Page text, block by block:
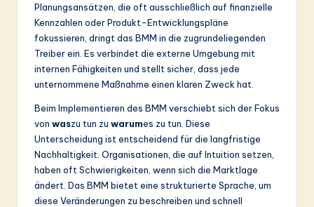
tiPlanungsansätzen, die oft ausschließlich auf finanzielle
Kennzahlen oder Produkt-Entwicklungspläne
fokussieren, dringt das BMM in die zugrundeliegenden
Treiber ein. Es verbindet die externe Umgebung mit
internen Fähigkeiten und stellt sicher, dass jede
unternommene Maßnahme einen klaren Zweck hat.
Beim Implementieren des BMM verschiebt sich der Fokus
von waszu tun zu warumes zu tun. Diese
Unterscheidung ist entscheidend für die langfristige
Nachhaltigkeit. Organisationen, die auf Intuition setzen,
haben oft Schwierigkeiten, wenn sich die Marktlage
ändert. Das BMM bietet eine strukturierte Sprache, um
diese Veränderungen zu beschreiben und schnell